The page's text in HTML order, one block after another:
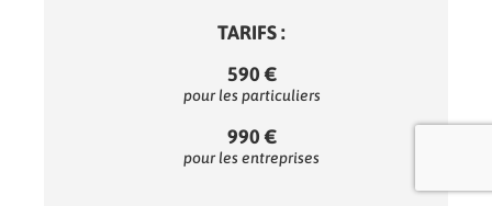
TARIFS :
590 €
pour les particuliers
990 €
pour les entreprises